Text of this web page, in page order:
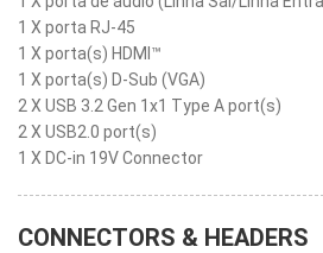
1 X porta RJ-45
1 X porta(s) HDMI™
1 X porta(s) D-Sub (VGA)
2 X USB 3.2 Gen 1x1 Type A port(s)
2 X USB2.0 port(s)
1 X DC-in 19V Connector
CONNECTORS & HEADERS